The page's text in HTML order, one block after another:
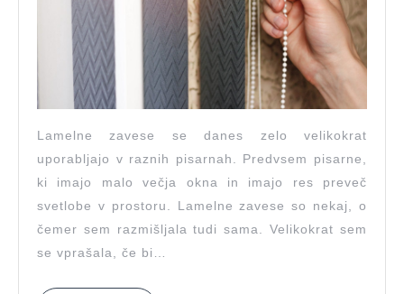
Lamelne zavese se danes zelo velikokrat
uporabljajo v raznih pisarnah. Predvsem pisarne,
ki imajo malo večja okna in imajo res preveč
svetlobe v prostoru. Lamelne zavese so nekaj, o
čemer sem razmišljala tudi sama. Velikokrat sem
se vprašala, če bi…